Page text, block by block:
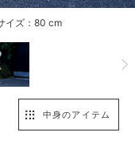
イズ：80 cm
中身のアイテム